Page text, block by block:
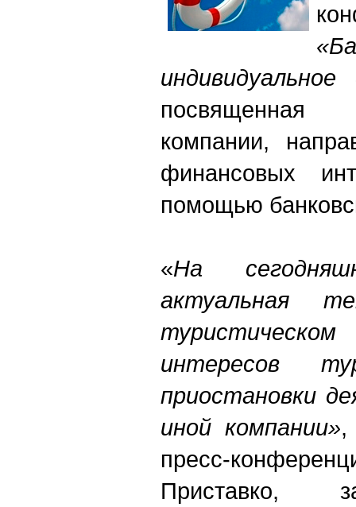
компании,
финансовых
помощью
«На
актуальная
интересов
приостановки
иной компании»,
пресс-
Приставко,